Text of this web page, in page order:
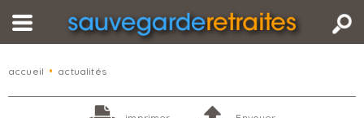
accueil • actualités